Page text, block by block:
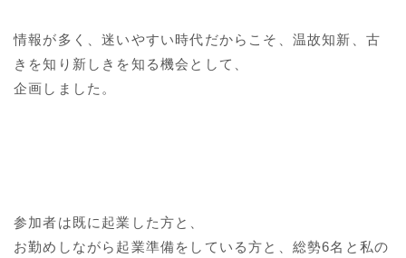
情報が多く、迷いやすい時代だからこそ、温故知新、古
きを知り新しきを知る機会として、
企画しました。
参加者は既に起業した方と、
お勤めしながら起業準備をしている方と、総勢6名と私の